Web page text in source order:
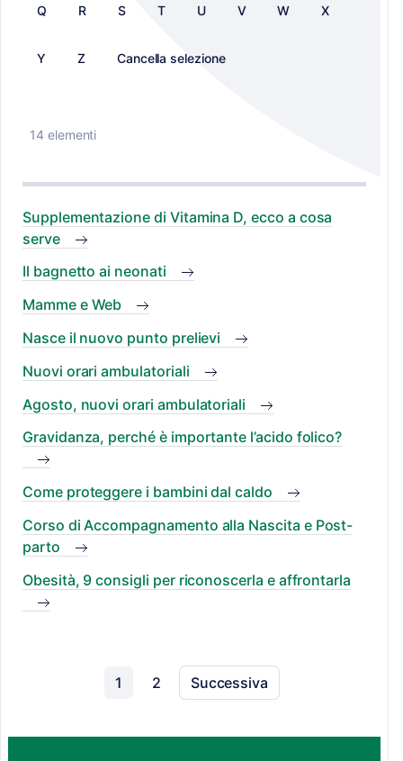
Q R S T U V W X
Y Z Cancella selezione
14 elementi
Supplementazione di Vitamina D, ecco a cosa
serve
Il bagnetto ai neonati
Mamme e Web
Nasce il nuovo punto prelievi
Nuovi orari ambulatoriali
Agosto, nuovi orari ambulatoriali
Gravidanza, perché è importante l’acido folico?
Come proteggere i bambini dal caldo
Corso di Accompagnamento alla Nascita e Post-
parto
Obesità, 9 consigli per riconoscerla e affrontarla
1 2 Successiva